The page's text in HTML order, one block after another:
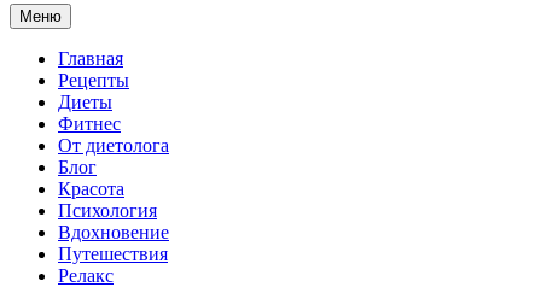
Меню Перейти
к
содержанию
Главная
Рецепты
Диеты
Фитнес
От диетолога
Блог
Красота
Психология
Вдохновение
Путешествия
Релакс